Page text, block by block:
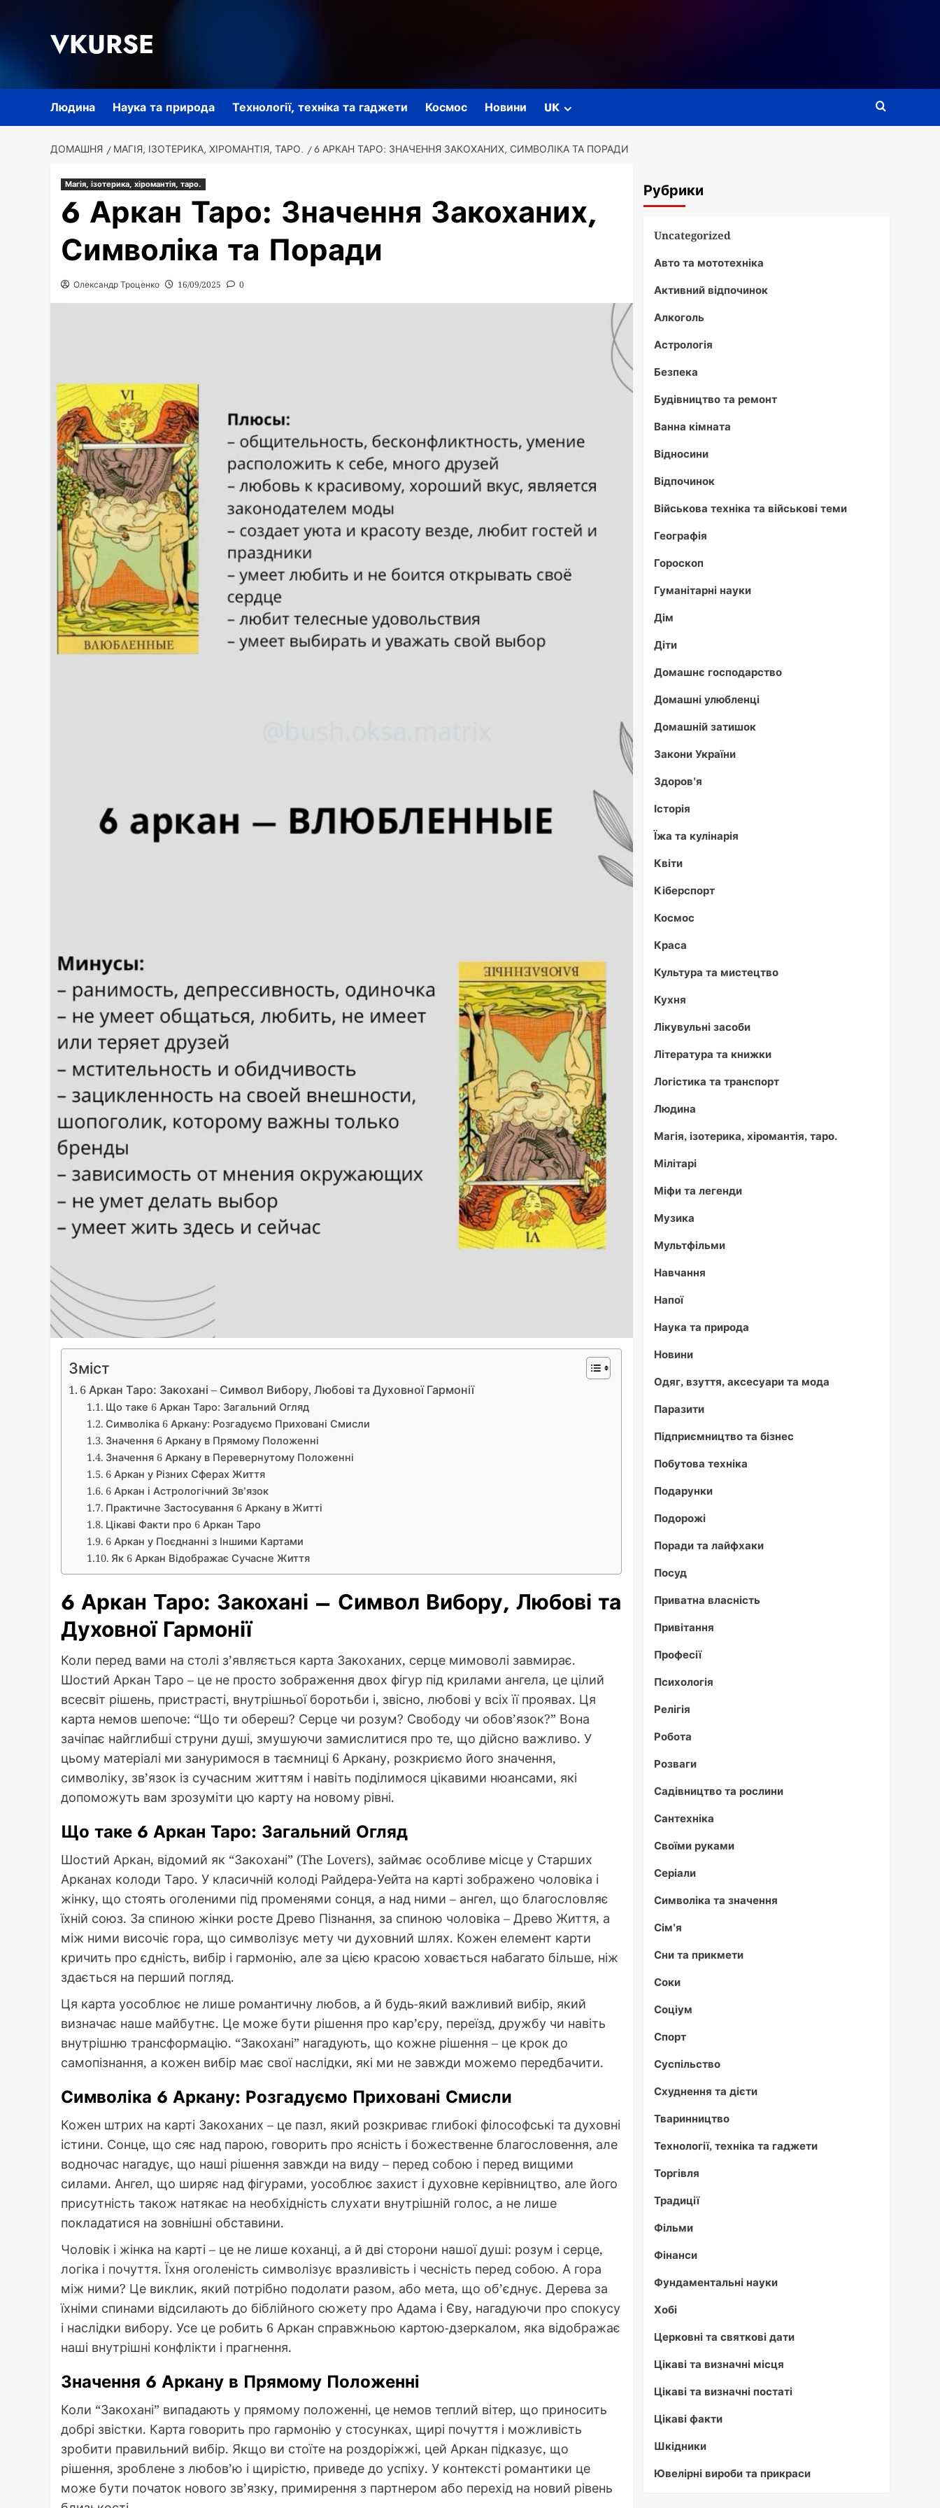
VKURSE
Людина Наука та природа Технології, техніка та гаджети Космос Новини UK
ДОМАШНЯ МАГІЯ, ІЗОТЕРИКА, ХІРОМАНТІЯ, ТАРО. 6 АРКАН ТАРО: ЗНАЧЕННЯ ЗАКОХАНИХ, СИМВОЛІКА ТА ПОРАДИ
Магія, ізотерика, хіромантія, таро.
6 Аркан Таро: Значення Закоханих,
Символіка та Поради
Олександр Троценко 16/09/2025 0
Зміст
6 Аркан Таро: Закохані – Символ Вибору, Любові та Духовної Гармонії
Що таке 6 Аркан Таро: Загальний Огляд
Символіка 6 Аркану: Розгадуємо Приховані Смисли
Значення 6 Аркану в Прямому Положенні
Значення 6 Аркану в Перевернутому Положенні
6 Аркан у Різних Сферах Життя
6 Аркан і Астрологічний Зв’язок
Практичне Застосування 6 Аркану в Житті
Цікаві Факти про 6 Аркан Таро
6 Аркан у Поєднанні з Іншими Картами
Як 6 Аркан Відображає Сучасне Життя
6 Аркан Таро: Закохані – Символ Вибору, Любові та
Духовної Гармонії
Коли перед вами на столі з’являється карта Закоханих, серце мимоволі завмирає.
Шостий Аркан Таро – це не просто зображення двох фігур під крилами ангела, це цілий
всесвіт рішень, пристрасті, внутрішньої боротьби і, звісно, любові у всіх її проявах. Ця
карта немов шепоче: “Що ти обереш? Серце чи розум? Свободу чи обов’язок?” Вона
зачіпає найглибші струни душі, змушуючи замислитися про те, що дійсно важливо. У
цьому матеріалі ми зануримося в таємниці 6 Аркану, розкриємо його значення,
символіку, зв’язок із сучасним життям і навіть поділимося цікавими нюансами, які
допоможуть вам зрозуміти цю карту на новому рівні.
Що таке 6 Аркан Таро: Загальний Огляд
Шостий Аркан, відомий як “Закохані” (The Lovers), займає особливе місце у Старших
Арканах колоди Таро. У класичній колоді Райдера-Уейта на карті зображено чоловіка і
жінку, що стоять оголеними під променями сонця, а над ними – ангел, що благословляє
їхній союз. За спиною жінки росте Древо Пізнання, за спиною чоловіка – Древо Життя, а
між ними височіє гора, що символізує мету чи духовний шлях. Кожен елемент карти
кричить про єдність, вибір і гармонію, але за цією красою ховається набагато більше, ніж
здається на перший погляд.
Ця карта уособлює не лише романтичну любов, а й будь-який важливий вибір, який
визначає наше майбутнє. Це може бути рішення про кар’єру, переїзд, дружбу чи навіть
внутрішню трансформацію. “Закохані” нагадують, що кожне рішення – це крок до
самопізнання, а кожен вибір має свої наслідки, які ми не завжди можемо передбачити.
Символіка 6 Аркану: Розгадуємо Приховані Смисли
Кожен штрих на карті Закоханих – це пазл, який розкриває глибокі філософські та духовні
істини. Сонце, що сяє над парою, говорить про ясність і божественне благословення, але
водночас нагадує, що наші рішення завжди на виду – перед собою і перед вищими
силами. Ангел, що ширяє над фігурами, уособлює захист і духовне керівництво, але його
присутність також натякає на необхідність слухати внутрішній голос, а не лише
покладатися на зовнішні обставини.
Чоловік і жінка на карті – це не лише коханці, а й дві сторони нашої душі: розум і серце,
логіка і почуття. Їхня оголеність символізує вразливість і чесність перед собою. А гора
між ними? Це виклик, який потрібно подолати разом, або мета, що об’єднує. Дерева за
їхніми спинами відсилають до біблійного сюжету про Адама і Єву, нагадуючи про спокусу
і наслідки вибору. Усе це робить 6 Аркан справжньою картою-дзеркалом, яка відображає
наші внутрішні конфлікти і прагнення.
Значення 6 Аркану в Прямому Положенні
Коли “Закохані” випадають у прямому положенні, це немов теплий вітер, що приносить
добрі звістки. Карта говорить про гармонію у стосунках, щирі почуття і можливість
зробити правильний вибір. Якщо ви стоїте на роздоріжжі, цей Аркан підказує, що
рішення, зроблене з любов’ю і щирістю, приведе до успіху. У контексті романтики це
може бути початок нового зв’язку, примирення з партнером або перехід на новий рівень
Рубрики
Uncategorized
Авто та мототехніка
Активний відпочинок
Алкоголь
Астрологія
Безпека
Будівництво та ремонт
Ванна кімната
Відносини
Відпочинок
Військова техніка та військові теми
Географія
Гороскоп
Гуманітарні науки
Дім
Діти
Домашнє господарство
Домашні улюбленці
Домашній затишок
Закони України
Здоров'я
Історія
Їжа та кулінарія
Квіти
Кіберспорт
Космос
Краса
Культура та мистецтво
Кухня
Лікувульні засоби
Література та книжки
Логістика та транспорт
Людина
Магія, ізотерика, хіромантія, таро.
Мілітарі
Міфи та легенди
Музика
Мультфільми
Навчання
Напої
Наука та природа
Новини
Одяг, взуття, аксесуари та мода
Паразити
Підприємництво та бізнес
Побутова техніка
Подарунки
Подорожі
Поради та лайфхаки
Посуд
Приватна власність
Привітання
Професії
Психологія
Релігія
Робота
Розваги
Садівництво та рослини
Сантехніка
Своїми руками
Серіали
Символіка та значення
Сім'я
Сни та прикмети
Соки
Соціум
Спорт
Суспільство
Схуднення та дієти
Тваринництво
Технології, техніка та гаджети
Торгівля
Традиції
Фільми
Фінанси
Фундаментальні науки
Хобі
Церковні та святкові дати
Цікаві та визначні місця
Цікаві та визначні постаті
Цікаві факти
Шкідники
Ювелірні вироби та прикраси